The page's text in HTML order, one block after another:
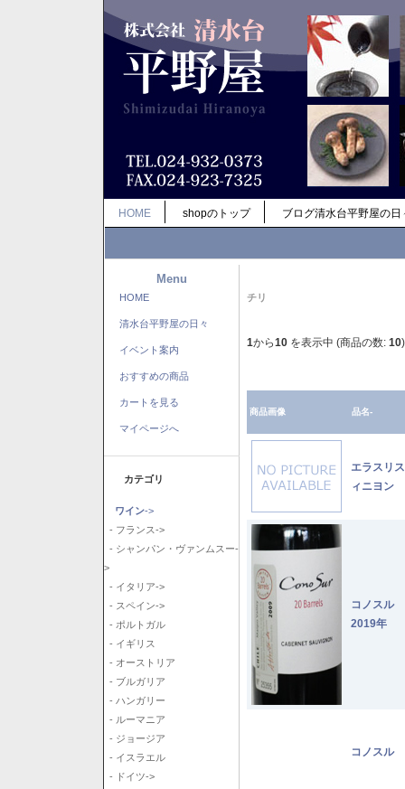
HOME shopのトップ ブログ清水台平野屋の日
Menu
HOME
清水台平野屋の日々
イベント案内
おすすめの商品
カートを見る
マイページへ
カテゴリ
ワイン->
- フランス->
- シャンパン・ヴァンムスー-
>
- イタリア->
- スペイン->
- ポルトガル
- イギリス
- オーストリア
- ブルガリア
- ハンガリー
- ルーマニア
- ジョージア
- イスラエル
- ドイツ->
チリ
1から10 を表示中 (商品の数: 10)
商品画像 品名-
エラスリ
ィニヨン
コノスル
2019年
コノスル